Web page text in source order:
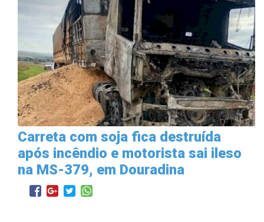
Carreta com soja fica destruída
após incêndio e motorista sai ileso
na MS-379, em Douradina